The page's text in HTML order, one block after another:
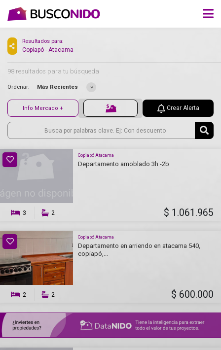
Resultados para:
Copiapó - Atacama
98 resultados para tu búsqueda
Ordenar: Más Recientes
Info Mercado + Crear Alerta
Copiapó Atacama
Departamento amoblado 3h -2b
3 2 $ 1.061.965
Copiapó Atacama
Departamento en arriendo en atacama 540,
copiapó,...
2 2 $ 600.000